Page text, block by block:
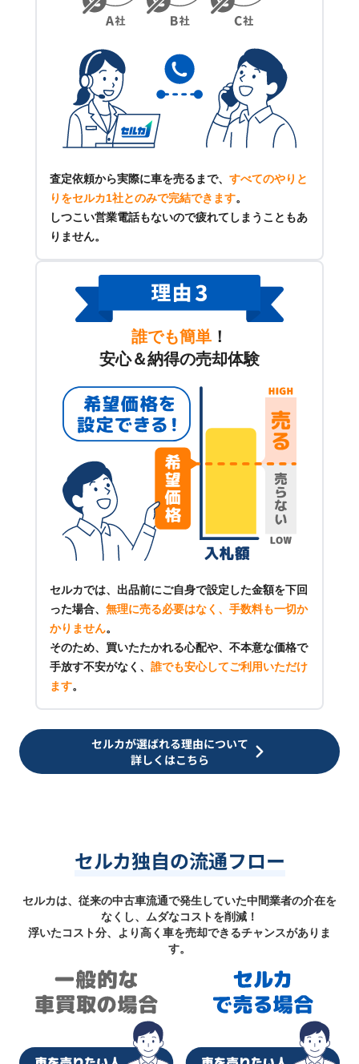
査定依頼から実際に車を売るまで、 すべてのやりと
りをセルカ1社とのみで完結できます。
しつこい営業電話もないので疲れてしまうこともあ
りません。
誰でも簡単 ！
安心＆納得の売却体験
セルカでは、出品前にご自身で設定した金額を下回
った場合、 無理に売る必要はなく、手数料も一切か
かりません。
そのため、買いたたかれる心配や、不本意な価格で
手放す不安がなく、 誰でも安心してご利用いただけ
ます。
セルカが選ばれる理由について
詳しくはこちら
セルカ独自の流通フロー
セルカは、従来の中古車流通で発生していた中間業者の介在を
なくし、ムダなコストを削減！
浮いたコスト分、より高く車を売却できるチャンスがありま
す。